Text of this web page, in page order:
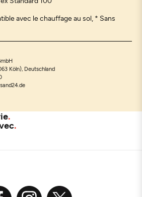
avec le chauffage au sol, * Sans
Köln), Deutschland